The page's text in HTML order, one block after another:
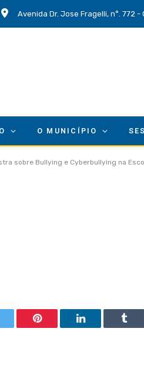
Avenida Dr. Jose Fragelli, n°. 772
O MUNICÍPIO
sobre Bullying e Cyberbullying na
Pinterest LinkedIn